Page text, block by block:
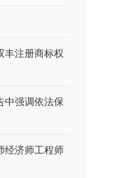
丰注册商标权
中强调依法保
经济师工程师